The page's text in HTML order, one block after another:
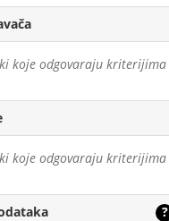
koje odgovaraju kriterijima
koje odgovaraju kriterijima
?